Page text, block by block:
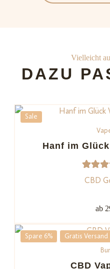
Vielleicht
DAZU
Sale
Hanf im
5,
d
66
CBD
ab
Spare 6%
Gratis Versand
CBD